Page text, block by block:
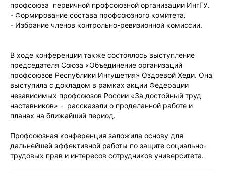
профсоюза первичной профсоюзной организации ИнгГУ.
- Формирование состава профсоюзного комитета.
- Избрание членов контрольно-ревизионной комиссии.
В ходе конференции также состоялось выступление
председателя Союза «Объединение организаций
профсоюзов Республики Ингушетия» Оздоевой Хеди. Она
выступила с докладом в рамках акции Федерации
независимых профсоюзов России «За достойный труд
наставников» - рассказали о проделанной работе и
планах на ближайший период.
Профсоюзная конференция заложила основу для
дальнейшей эффективной работы по защите социально-
трудовых прав и интересов сотрудников университета.